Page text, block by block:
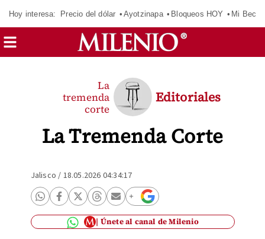
Hoy interesa: Precio del dólar Ayotzinapa Bloqueos HOY Mi Beca
La Tremenda Corte
La
tremenda
corte
Editoriales
Jalisco / 18.05.2026 04:34:17
Únete al canal de Milenio